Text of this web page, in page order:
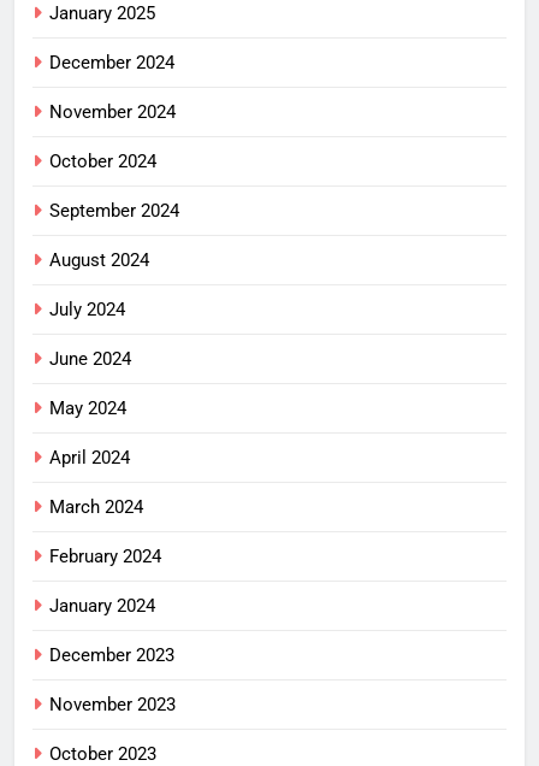
January 2025
December 2024
November 2024
October 2024
September 2024
August 2024
July 2024
June 2024
May 2024
April 2024
March 2024
February 2024
January 2024
December 2023
November 2023
October 2023